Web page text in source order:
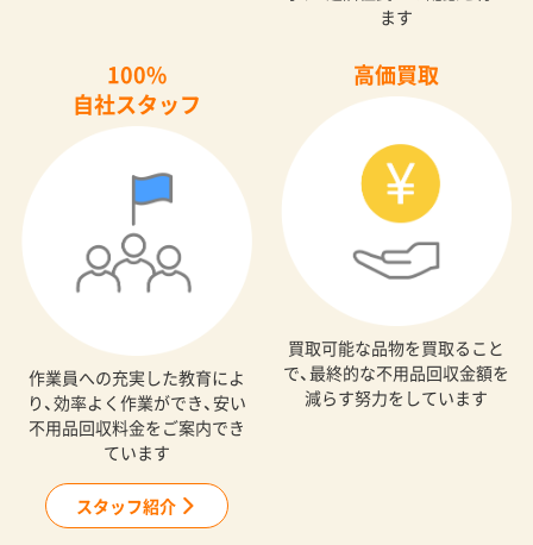
ます
100%
自社スタッフ
作業員への充実した教育によ
り、効率よく作業ができ、安い
不用品回収料金をご案内でき
ています
スタッフ紹介
高価買取
買取可能な品物を買取ること
で、最終的な不用品回収金額を
減らす努力をしています